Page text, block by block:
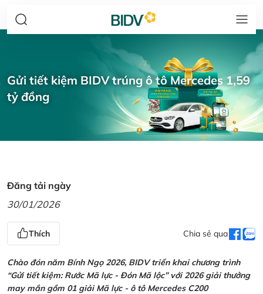
Gửi tiết kiệm BIDV trúng ô tô Mercedes 1,59
tỷ đồng
Đăng tải ngày
30/01/2026
Thích Chia sẻ qua
Chào đón năm Bính Ngọ 2026, BIDV triển khai chương trình
“Gửi tiết kiệm: Rước Mã lực - Đón Mã lộc” với 2026 giải thưởng
may mắn gồm 01 giải Mã lực - ô tô Mercedes C200